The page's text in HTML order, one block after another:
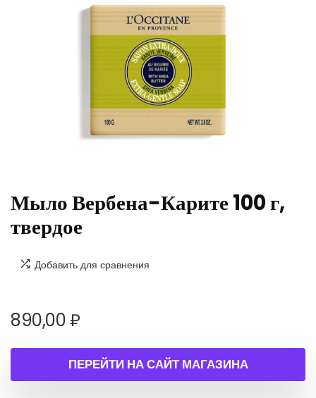
Мыло Вербена-Карите 100 г,
твердое
Добавить для сравнения
890,00₽
ПЕРЕЙТИ НА САЙТ МАГАЗИНА